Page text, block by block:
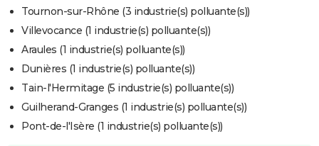
FORUM
Bricolage
Lifestyle
Culture
Sport
Auto
Television
Voyage
Cinema
Tournon-sur-Rhône (3 industrie(s) polluante(s))
Villevocance (1 industrie(s) polluante(s))
Araules (1 industrie(s) polluante(s))
Dunières (1 industrie(s) polluante(s))
Tain-l'Hermitage (5 industrie(s) polluante(s))
Guilherand-Granges (1 industrie(s) polluante(s))
Pont-de-l'Isère (1 industrie(s) polluante(s))